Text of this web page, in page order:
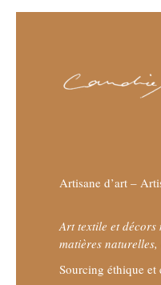
Artisane d’art –
Art textile et décors
matières
Sourcing éthique et